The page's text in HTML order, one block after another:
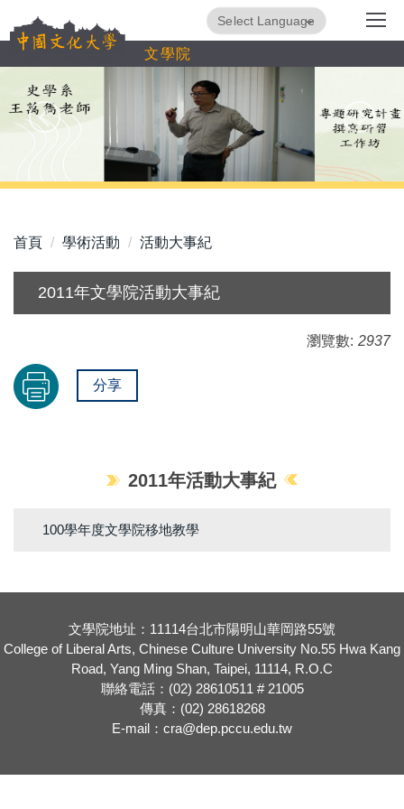
到
內
容
文學院
Translate
首頁 學術活動 活動大事紀
2011年文學院活動大事紀
瀏覽數: 2937
分享
2011年活動大事紀
100學年度文學院移地教學
文學院地址：11114台北市陽明山華岡路55號
College of Liberal Arts, Chinese Culture University No.55 Hwa Kang
Road, Yang Ming Shan, Taipei, 11114, R.O.C
聯絡電話：(02) 28610511 # 21005
傳真：(02) 28618268
E-mail：cra@dep.pccu.edu.tw